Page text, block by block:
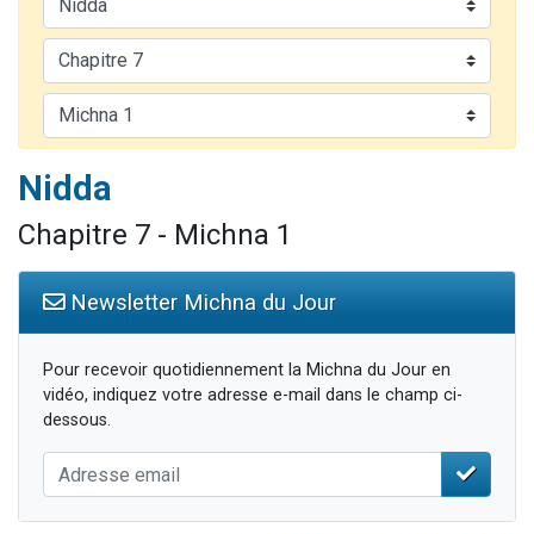
Ariel vient de donner son Maasser
Il reste 49 places pour étudier en groupe sur Zoom
Nidda
Chapitre 7 - Michna 1
Newsletter Michna du Jour
Pour recevoir quotidiennement la Michna du Jour en
vidéo, indiquez votre adresse e-mail dans le champ ci-
dessous.